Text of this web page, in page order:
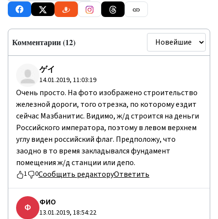
Комментарии (12)
ゲイ
14.01.2019, 11:03:19
Очень просто. На фото изображено строительство
железной дороги, того отрезка, по которому ездит
сейчас Мазбанитис. Видимо, ж/д строится на деньги
Российского императора, поэтому в левом верхнем
углу виден российский флаг. Предположу, что
заодно в то время закладывался фундамент
помещения ж/д станции или депо.
1 0Сообщить редакторуОтветить
Ф ФИО
13.01.2019, 18:54:22